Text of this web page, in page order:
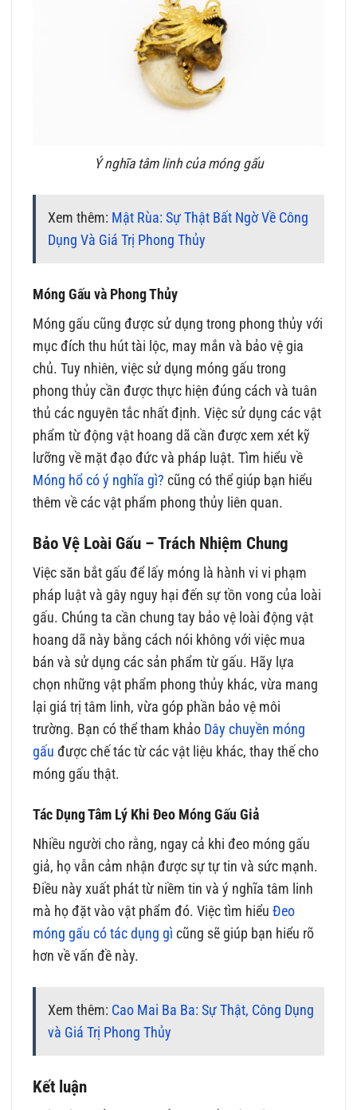
Ý nghĩa tâm linh của móng gấu
Xem thêm: Mật Rùa: Sự Thật Bất Ngờ Về Công
Dụng Và Giá Trị Phong Thủy
Móng Gấu và Phong Thủy
Móng gấu cũng được sử dụng trong phong thủy với
mục đích thu hút tài lộc, may mắn và bảo vệ gia
chủ. Tuy nhiên, việc sử dụng móng gấu trong
phong thủy cần được thực hiện đúng cách và tuân
thủ các nguyên tắc nhất định. Việc sử dụng các vật
phẩm từ động vật hoang dã cần được xem xét kỹ
lưỡng về mặt đạo đức và pháp luật. Tìm hiểu về
Móng hổ có ý nghĩa gì? cũng có thể giúp bạn hiểu
thêm về các vật phẩm phong thủy liên quan.
Bảo Vệ Loài Gấu – Trách Nhiệm Chung
Việc săn bắt gấu để lấy móng là hành vi vi phạm
pháp luật và gây nguy hại đến sự tồn vong của loài
gấu. Chúng ta cần chung tay bảo vệ loài động vật
hoang dã này bằng cách nói không với việc mua
bán và sử dụng các sản phẩm từ gấu. Hãy lựa
chọn những vật phẩm phong thủy khác, vừa mang
lại giá trị tâm linh, vừa góp phần bảo vệ môi
trường. Bạn có thể tham khảo Dây chuyền móng
gấu được chế tác từ các vật liệu khác, thay thế cho
móng gấu thật.
Tác Dụng Tâm Lý Khi Đeo Móng Gấu Giả
Nhiều người cho rằng, ngay cả khi đeo móng gấu
giả, họ vẫn cảm nhận được sự tự tin và sức mạnh.
Điều này xuất phát từ niềm tin và ý nghĩa tâm linh
mà họ đặt vào vật phẩm đó. Việc tìm hiểuĐeo
móng gấu có tác dụng gì cũng sẽ giúp bạn hiểu rõ
hơn về vấn đề này.
Xem thêm: Cao Mai Ba Ba: Sự Thật, Công Dụng
và Giá Trị Phong Thủy
Kết luận